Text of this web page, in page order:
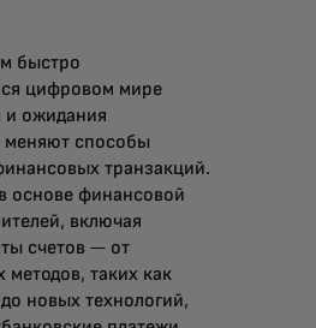
быстро
цифровом мире
и ожидания
меняют способы
транзакций.
основе финансовой
включая
счетов — от
методов, таких как
новых технологий,